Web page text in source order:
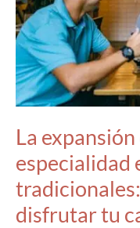
La
especialidad
disfrutar tu